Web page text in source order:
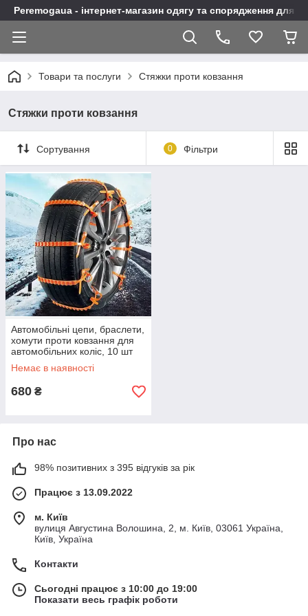
Peremogaua - інтернет-магазин одягу та спорядження для
Товари та послуги Стяжки проти ковзання
Стяжки проти ковзання
Сортування 0 Фільтри
Автомобільні цепи, браслети,
хомути проти ковзання для
автомобільних коліс, 10 шт
KT7004801 PeremogaUA
Немає в наявності
680 ₴
Про нас
98% позитивних з 395 відгуків за рік
Працює з 13.09.2022
м. Київ
вулиця Августина Волошина, 2, м. Київ, 03061 Україна,
Київ, Україна
Контакти
Сьогодні працює з 10:00 до 19:00
Показати весь графік роботи